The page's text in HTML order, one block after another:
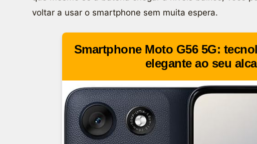
voltar a usar o smartphone sem muita espera.
Smartphone Moto G56 5G:
elegante ao seu